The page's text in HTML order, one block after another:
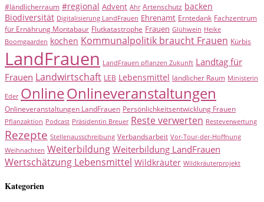
#ländlicherraum #regional Advent Ahr Artenschutz backen
Biodiversität Digitalisierung LandFrauen Ehrenamt Erntedank Fachzentrum
für Ernährung Montabaur Flutkatastrophe Frauen Glühwein Heike
Boomgaarden kochen Kommunalpolitik braucht Frauen Kürbis
LandFrauen LandFrauen pflanzen Zukunft Landtag für
Frauen Landwirtschaft LEB Lebensmittel ländlicher Raum Ministerin
Eder OnlineOnlineveranstaltungen
Onlineveranstaltungen LandFrauen Persönlichkeitsentwicklung Frauen
Pflanzaktion Podcast Präsidentin Breuer Reste verwerten Resteverwertung
Rezepte Stellenausschreibung Verbandsarbeit Vor-Tour-der-Hoffnung
Weihnachten Weiterbildung Weiterbildung LandFrauen
Wertschätzung Lebensmittel Wildkräuter Wildkräuterprojekt
Kategorien